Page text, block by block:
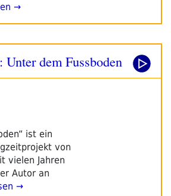
→
dem Fussboden
ist ein
von
vielen Jahren
Autor an
→